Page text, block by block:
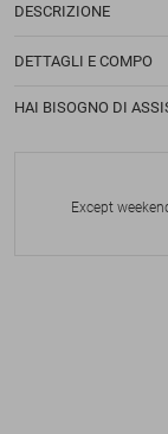
DESCRIZIONE
DETTAGLI E COMPO
HAI BISOGNO DI
Except